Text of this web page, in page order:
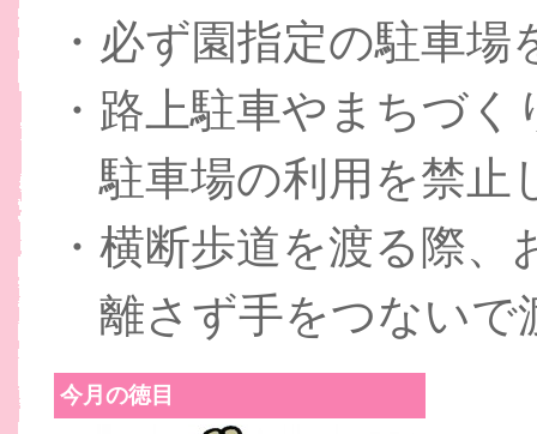
・必ず園指定の駐車
・路上駐車やまちづ
駐車場の利用を禁止
・横断歩道を渡る際
離さず手をつないで
今月の徳目